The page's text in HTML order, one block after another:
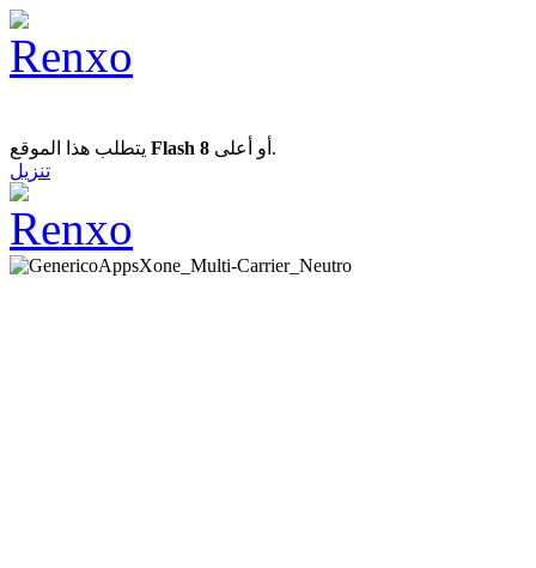
Flash 8
أو أعلى.
تنزيل